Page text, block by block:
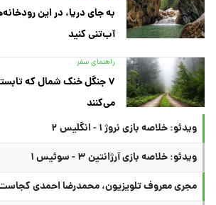
به جای دریا، در این
آب‌تنی کنید
راهنمای سفر
۷ جنگل خنک شمال که
می‌کنند
ویدئو: خلاصه بازی نروژ ۱ - انگلیس ۲
ویدئو: خلاصه بازی آرژانتین ۳ - سوئیس ۱
مجری معروف تلویزیون، محمدرضا احمدی